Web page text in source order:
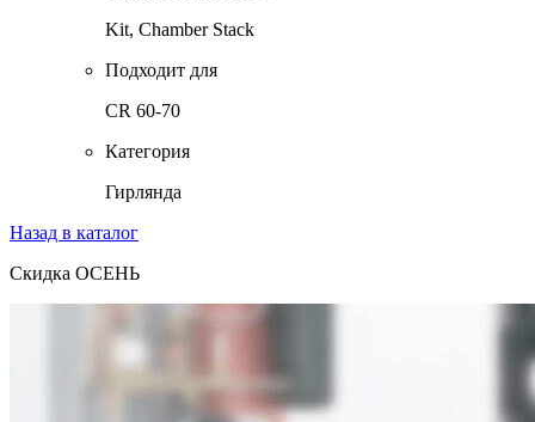
Kit, Chamber Stack
Подходит для
CR 60-70
Категория
Гирлянда
Назад в каталог
Скидка ОСЕНЬ